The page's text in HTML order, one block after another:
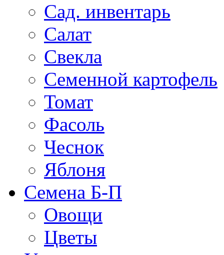
Сад. инвентарь
Салат
Свекла
Семенной картофель
Томат
Фасоль
Чеснок
Яблоня
Семена Б-П
Овощи
Цветы